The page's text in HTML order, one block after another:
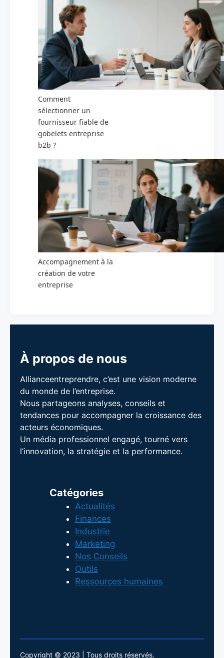
Comment
sélectionner un
fournisseur fiable de
gobelets entreprise
b2b ?
Accompagnement à la
création de votre
entreprise
À propos de nous
Allianceentreprendre, c’est une vision moderne
du monde de l’entreprise.
Nous partageons analyses, conseils et
tendances pour accompagner la croissance des
acteurs économiques.
Un média professionnel engagé, tourné vers
l’innovation, la stratégie et la performance.
Catégories
Actualités
Finances
Industrie
Marketing
Nos Conseils
Outils
Ressources humaines
Copyright © 2023 | Tous droits réservés.